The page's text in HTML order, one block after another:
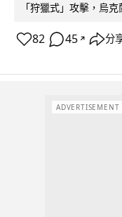
「狩獵式」攻擊，烏克
82 45 ↗ 分
ADVERTISEMENT